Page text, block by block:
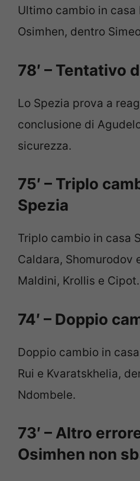
Ultimo cambio in casa
Osimhen, dentro
78′ – Tentativo
Lo Spezia prova a
conclusione di
sicurezza.
75′ – Triplo
Spezia
Triplo cambio in casa
Caldara, Shomurodov
Maldini, Krollis e Cipot.
74′ – Doppio
Doppio cambio in
Rui e Kvaratskhelia,
Ndombele.
73′ – Altro
Osimhen non